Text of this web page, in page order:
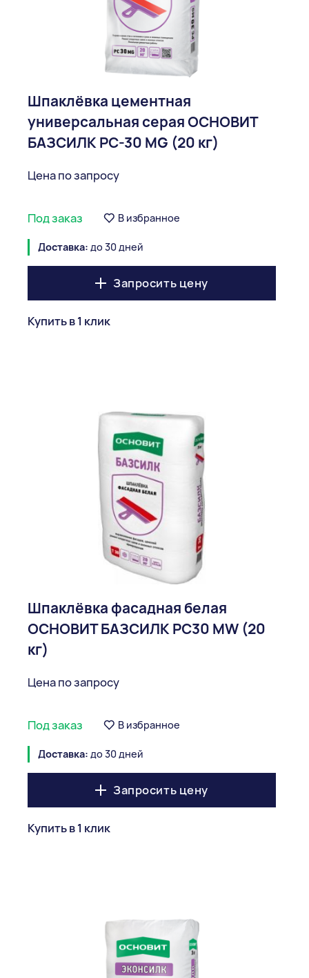
Шпаклёвка цементная
универсальная серая ОСНОВИТ
БАЗСИЛК PC-30 MG (20 кг)
Цена по запросу
Под заказ В избранное
Доставка: до 30 дней
Запросить цену
Купить в 1 клик
Шпаклёвка фасадная белая
ОСНОВИТ БАЗСИЛК PC30 MW (20
кг)
Цена по запросу
Под заказ В избранное
Доставка: до 30 дней
Запросить цену
Купить в 1 клик